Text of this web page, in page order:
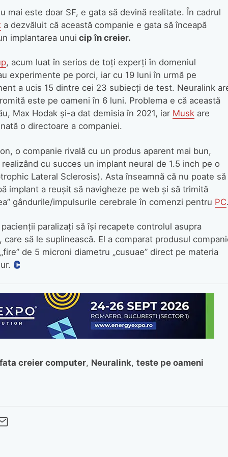
mai este doar SF, e gata să devină realitate. În cadrul
a dezvăluit că această companie e gata să înceapă
implantarea unui cip în creier.
, acum luat în serios de toţi experţi în domeniul
experimente pe porci, iar cu 19 luni în urmă pe
a ucis 15 dintre cei 23 subiecţi de test. Neuralink
este pe oameni în 6 luni. Problema e că această
Max Hodak şi-a dat demisia în 2021, iar Muskare
o directoare a companiei.
o companie rivală cu un produs aparent mai bun,
cu succes un implant neural de 1.5 inch pe o
Lateral Sclerosis). Asta înseamnă că nu poate să
implant a reuşit să navigheze pe web şi să trimită
gândurile/impulsurile cerebrale în comenzi pentru PC
paralizaţi să îşi recapete controlul asupra
să le suplinească. El a comparat produsul
de 5 microni diametru „cusuae” direct pe materia
creier computer, Neuralink, teste pe oameni
LinkedIn
pe Pinterest
prin whatsapp